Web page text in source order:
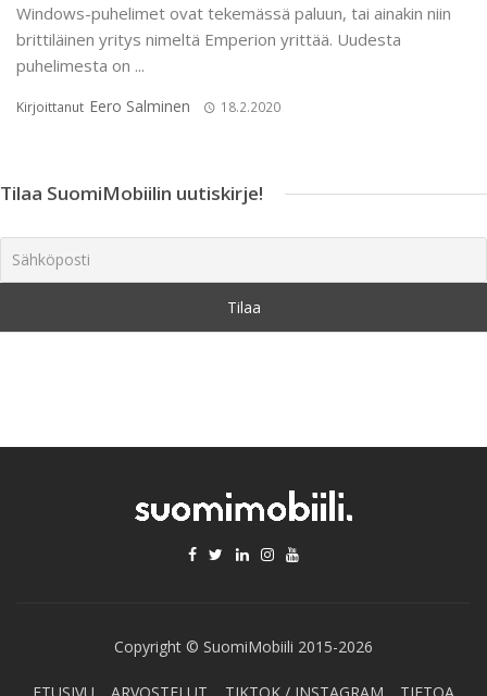
Windows-puhelimet ovat tekemässä paluun, tai ainakin niin
brittiläinen yritys nimeltä Emperion yrittää. Uudesta
puhelimesta on ...
Kirjoittanut Eero Salminen 18.2.2020
Tilaa SuomiMobiilin uutiskirje!
Copyright © SuomiMobiili 2015-2026